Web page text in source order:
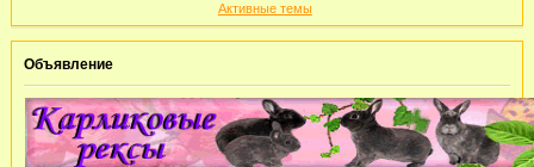
Активные темы
Объявление